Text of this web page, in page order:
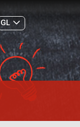
GL
ES|